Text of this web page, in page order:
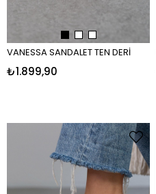
VANESSA SANDALET TEN DERİ
₺1.899,90